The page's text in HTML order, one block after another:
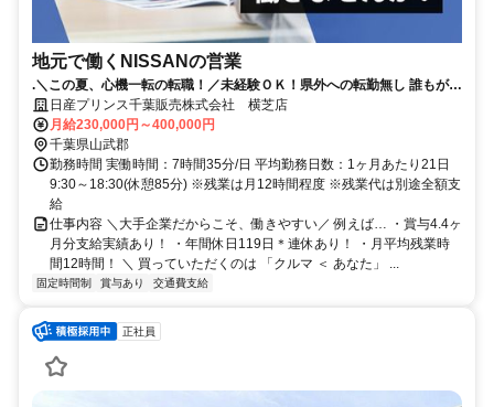
地元で働くNISSANの営業
.＼この夏、心機一転の転職！／未経験ＯＫ！県外への転勤無し 誰もが知
る安心な会社！賞与4.4か月支給！（昨年度実績）
日産プリンス千葉販売株式会社 横芝店
月給230,000円～400,000円
千葉県山武郡
勤務時間 実働時間：7時間35分/日 平均勤務日数：1ヶ月あたり21日
9:30～18:30(休憩85分) ※残業は月12時間程度 ※残業代は別途全額支
給
仕事内容 ＼大手企業だからこそ、働きやすい／ 例えば… ・賞与4.4ヶ
月分支給実績あり！ ・年間休日119日＊連休あり！ ・月平均残業時
間12時間！ ＼ 買っていただくのは 「クルマ ＜ あなた」 ...
固定時間制 賞与あり 交通費支給
正社員